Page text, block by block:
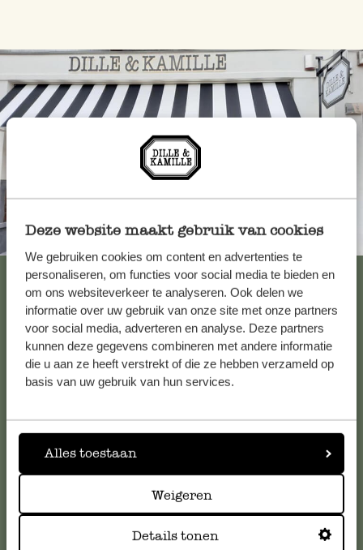
Deze website maakt gebruik van cookies
We gebruiken cookies om content en advertenties te
personaliseren, om functies voor social media te bieden en
om ons websiteverkeer te analyseren. Ook delen we
informatie over uw gebruik van onze site met onze partners
voor social media, adverteren en analyse. Deze partners
kunnen deze gegevens combineren met andere informatie
die u aan ze heeft verstrekt of die ze hebben verzameld op
basis van uw gebruik van hun services.
Alles toestaan
Weigeren
Details tonen
Toujours à proximité
Voir les 62 magasins
Service clientèle
Pour toute question ou demande de conseil ou d’aide,
serviceclientele@dille-kamille.com
Service client en ligne